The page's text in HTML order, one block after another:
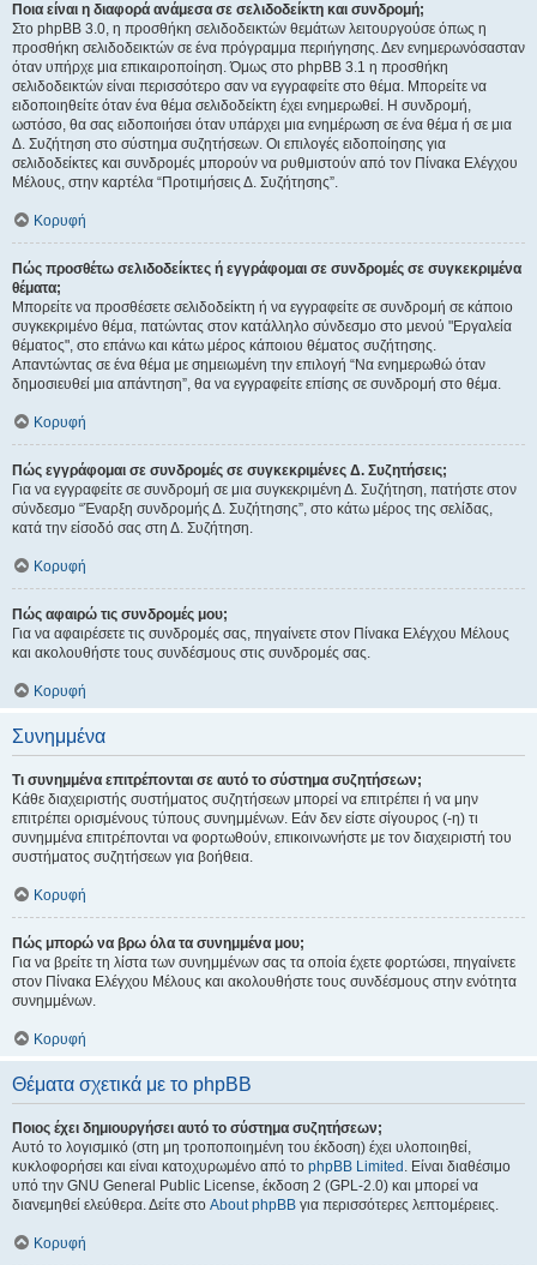
Ποια είναι η διαφορά ανάμεσα σε σελιδοδείκτη και συνδρομή;
Στο phpBB 3.0, η προσθήκη σελιδοδεικτών θεμάτων λειτουργούσε όπως η
προσθήκη σελιδοδεικτών σε ένα πρόγραμμα περιήγησης. Δεν ενημερωνόσασταν
όταν υπήρχε μια επικαιροποίηση. Όμως στο phpBB 3.1 η προσθήκη
σελιδοδεικτών είναι περισσότερο σαν να εγγραφείτε στο θέμα. Μπορείτε να
ειδοποιηθείτε όταν ένα θέμα σελιδοδείκτη έχει ενημερωθεί. Η συνδρομή,
ωστόσο, θα σας ειδοποιήσει όταν υπάρχει μια ενημέρωση σε ένα θέμα ή σε μια
Δ. Συζήτηση στο σύστημα συζητήσεων. Οι επιλογές ειδοποίησης για
σελιδοδείκτες και συνδρομές μπορούν να ρυθμιστούν από τον Πίνακα Ελέγχου
Μέλους, στην καρτέλα “Προτιμήσεις Δ. Συζήτησης”.
Κορυφή
Πώς προσθέτω σελιδοδείκτες ή εγγράφομαι σε συνδρομές σε συγκεκριμένα
θέματα;
Μπορείτε να προσθέσετε σελιδοδείκτη ή να εγγραφείτε σε συνδρομή σε κάποιο
συγκεκριμένο θέμα, πατώντας στον κατάλληλο σύνδεσμο στο μενού "Εργαλεία
θέματος", στο επάνω και κάτω μέρος κάποιου θέματος συζήτησης.
Απαντώντας σε ένα θέμα με σημειωμένη την επιλογή “Να ενημερωθώ όταν
δημοσιευθεί μια απάντηση”, θα να εγγραφείτε επίσης σε συνδρομή στο θέμα.
Κορυφή
Πώς εγγράφομαι σε συνδρομές σε συγκεκριμένες Δ. Συζητήσεις;
Για να εγγραφείτε σε συνδρομή σε μια συγκεκριμένη Δ. Συζήτηση, πατήστε στον
σύνδεσμο “Έναρξη συνδρομής Δ. Συζήτησης”, στο κάτω μέρος της σελίδας,
κατά την είσοδό σας στη Δ. Συζήτηση.
Κορυφή
Πώς αφαιρώ τις συνδρομές μου;
Για να αφαιρέσετε τις συνδρομές σας, πηγαίνετε στον Πίνακα Ελέγχου Μέλους
και ακολουθήστε τους συνδέσμους στις συνδρομές σας.
Κορυφή
Συνημμένα
Τι συνημμένα επιτρέπονται σε αυτό το σύστημα συζητήσεων;
Κάθε διαχειριστής συστήματος συζητήσεων μπορεί να επιτρέπει ή να μην
επιτρέπει ορισμένους τύπους συνημμένων. Εάν δεν είστε σίγουρος (-η) τι
συνημμένα επιτρέπονται να φορτωθούν, επικοινωνήστε με τον διαχειριστή του
συστήματος συζητήσεων για βοήθεια.
Κορυφή
Πώς μπορώ να βρω όλα τα συνημμένα μου;
Για να βρείτε τη λίστα των συνημμένων σας τα οποία έχετε φορτώσει, πηγαίνετε
στον Πίνακα Ελέγχου Μέλους και ακολουθήστε τους συνδέσμους στην ενότητα
συνημμένων.
Κορυφή
Θέματα σχετικά με το phpBB
Ποιος έχει δημιουργήσει αυτό το σύστημα συζητήσεων;
Αυτό το λογισμικό (στη μη τροποποιημένη του έκδοση) έχει υλοποιηθεί,
κυκλοφορήσει και είναι κατοχυρωμένο από το phpBB Limited . Είναι διαθέσιμο
υπό την GNU General Public License, έκδοση 2 (GPL-2.0) και μπορεί να
διανεμηθεί ελεύθερα. Δείτε στο About phpBB για περισσότερες λεπτομέρειες.
Κορυφή